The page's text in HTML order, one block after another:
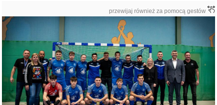
przewijaj również za pomocą gestów